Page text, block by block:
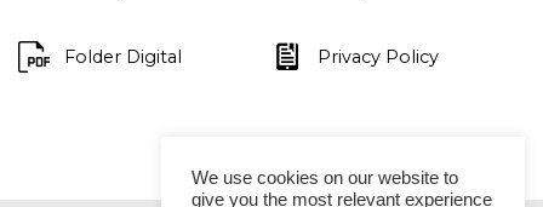
Folder Digital Privacy Policy
We use cookies on our website to
give you the most relevant experience